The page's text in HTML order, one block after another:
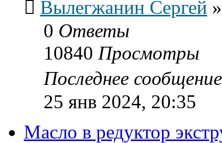
Вылегжанин Сергей
0 Ответы
10840 Просмотры
Последнее
25 янв 2024, 20:35
Масло в редуктор